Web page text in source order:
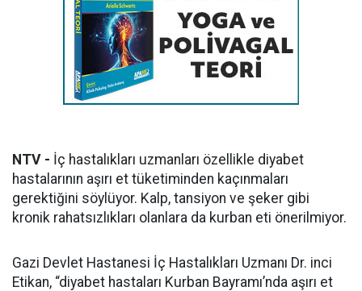
NTV - İç hastalıkları uzmanları özellikle diyabet
hastalarının aşırı et tüketiminden kaçınmaları
gerektiğini söylüyor. Kalp, tansiyon ve şeker gibi
kronik rahatsızlıkları olanlara da kurban eti önerilmiyor.
Gazi Devlet Hastanesi İç Hastalıkları Uzmanı Dr. inci
Etikan, “diyabet hastaları Kurban Bayramı’nda aşırı et